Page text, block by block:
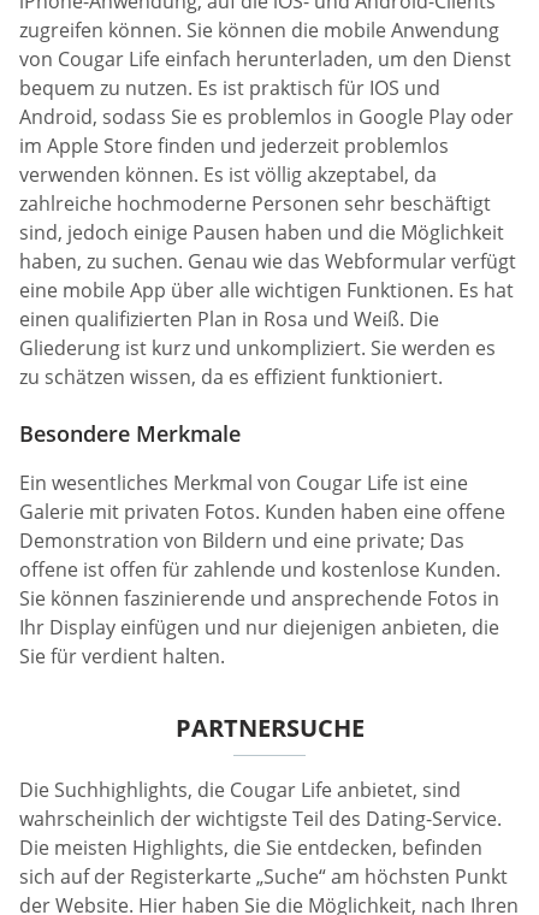
zugreifen können. Sie können die mobile Anwendung
von Cougar Life einfach herunterladen, um den Dienst
bequem zu nutzen. Es ist praktisch für IOS und
Android, sodass Sie es problemlos in Google Play oder
im Apple Store finden und jederzeit problemlos
verwenden können. Es ist völlig akzeptabel, da
zahlreiche hochmoderne Personen sehr beschäftigt
sind, jedoch einige Pausen haben und die Möglichkeit
haben, zu suchen. Genau wie das Webformular verfügt
eine mobile App über alle wichtigen Funktionen. Es hat
einen qualifizierten Plan in Rosa und Weiß. Die
Gliederung ist kurz und unkompliziert. Sie werden es
zu schätzen wissen, da es effizient funktioniert.
Besondere Merkmale
Ein wesentliches Merkmal von Cougar Life ist eine
Galerie mit privaten Fotos. Kunden haben eine offene
Demonstration von Bildern und eine private; Das
offene ist offen für zahlende und kostenlose Kunden.
Sie können faszinierende und ansprechende Fotos in
Ihr Display einfügen und nur diejenigen anbieten, die
Sie für verdient halten.
PARTNERSUCHE
Die Suchhighlights, die Cougar Life anbietet, sind
wahrscheinlich der wichtigste Teil des Dating-Service.
Die meisten Highlights, die Sie entdecken, befinden
sich auf der Registerkarte „Suche“ am höchsten Punkt
der Website. Hier haben Sie die Möglichkeit, nach Ihren